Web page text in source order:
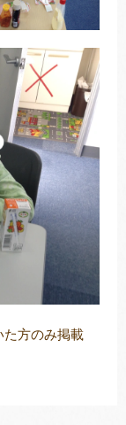
方のみ掲載